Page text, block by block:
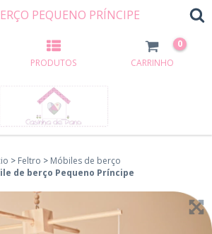
PEQUENO PRÍNCIPE
PRODUTOS CARRINHO
0
> Feltro > Móbiles de berço
de berço Pequeno Príncipe